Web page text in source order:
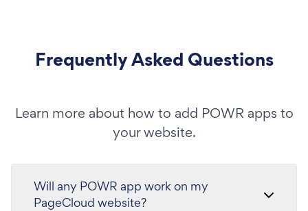
Frequently Asked Questions
Learn more about how to add POWR apps to
your website.
Will any POWR app work on my
PageCloud website?